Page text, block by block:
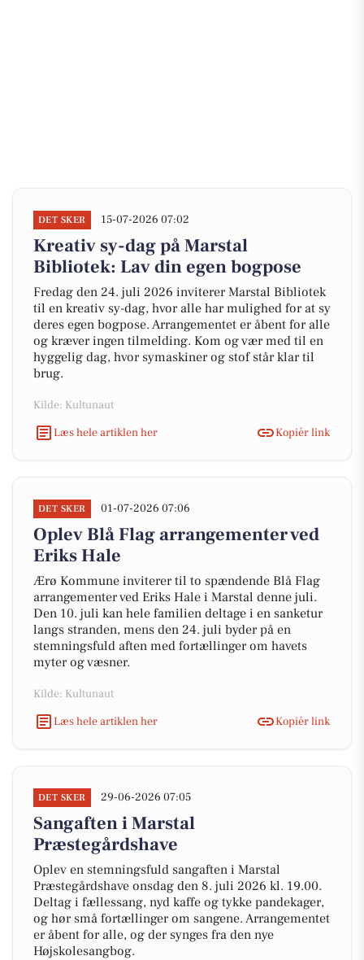
DET SKER 15-07-2026 07:02
Kreativ sy-dag på Marstal
Bibliotek: Lav din egen bogpose
Fredag den 24. juli 2026 inviterer Marstal Bibliotek
til en kreativ sy-dag, hvor alle har mulighed for at sy
deres egen bogpose. Arrangementet er åbent for alle
og kræver ingen tilmelding. Kom og vær med til en
hyggelig dag, hvor symaskiner og stof står klar til
brug.
Kilde: Kultunaut
Læs hele artiklen her
Kopiér link
DET SKER 01-07-2026 07:06
Oplev Blå Flag arrangementer ved
Eriks Hale
Ærø Kommune inviterer til to spændende Blå Flag
arrangementer ved Eriks Hale i Marstal denne juli.
Den 10. juli kan hele familien deltage i en sanketur
langs stranden, mens den 24. juli byder på en
stemningsfuld aften med fortællinger om havets
myter og væsner.
Kilde: Kultunaut
Læs hele artiklen her
Kopiér link
DET SKER 29-06-2026 07:05
Sangaften i Marstal
Præstegårdshave
Oplev en stemningsfuld sangaften i Marstal
Præstegårdshave onsdag den 8. juli 2026 kl. 19.00.
Deltag i fællessang, nyd kaffe og tykke pandekager,
og hør små fortællinger om sangene. Arrangementet
er åbent for alle, og der synges fra den nye
Højskolesangbog.